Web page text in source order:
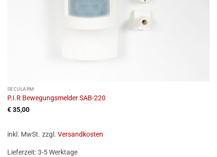
SECULARM
P.I.R Bewegungsmelder SAB-220
€35,00
inkl. MwSt. zzgl. Versandkosten
Lieferzeit:3-5 Werktage